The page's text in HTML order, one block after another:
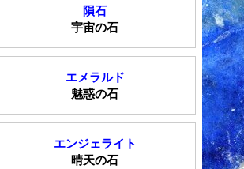
隕石
宇宙の石
エメラルド
魅惑の石
エンジェライト
晴天の石